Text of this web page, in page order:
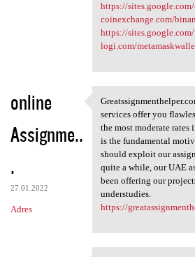
https://
coinexchange.com/
https://sites.google.com/
logi.com/
online
Assignme..
.
27.01.2022
Adres
services offer you
the most moderate rates
is the fundamental
should exploit our
quite a while, our UAE
been offering our
understudies.
https://